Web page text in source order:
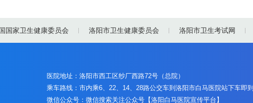
国家卫生健康委员会 洛阳市卫生健康委员会 洛阳市卫生考试网
医院地址：洛阳市西工区纱厂西路72号（总院）
乘车路线：市内乘6、22、14、28路公交车到洛阳市白马医院站下车即到
微信公众号：微信搜索关注公众号【洛阳白马医院宣传平台】